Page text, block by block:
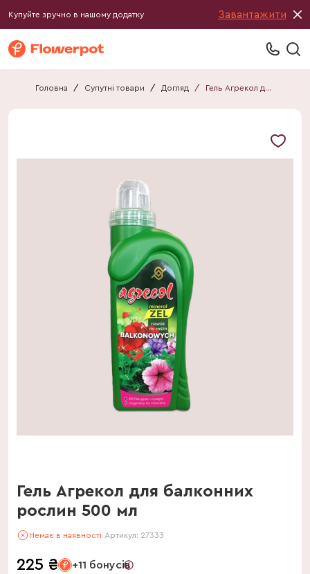
Купуйте зручно в нашому додатку Завантажити
Головна / Супутні товари / Догляд / Гель Агрекол для балконних рослин 500 мл
Гель Агрекол для балконних
рослин 500 мл
Немає в наявності Артикул: 27333
225 ₴ +11 бонусів